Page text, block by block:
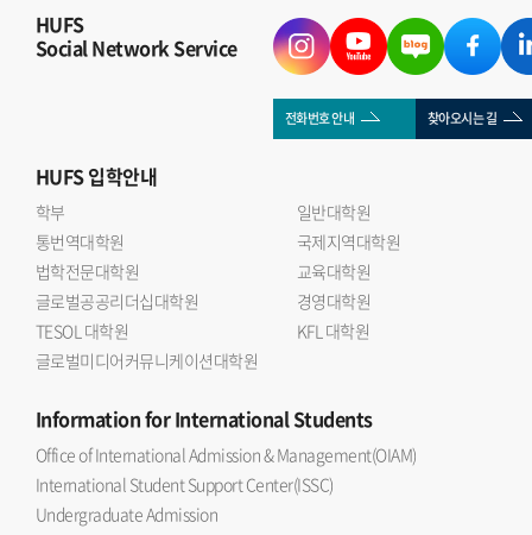
HUFS
Social Network Service
전화번호 안내 찾아오시는 길
HUFS입학안내
학부
일반대학원
통번역대학원
국제지역대학원
법학전문대학원
교육대학원
글로벌공공리더십대학원
경영대학원
TESOL 대학원
KFL 대학원
글로벌미디어커뮤니케이션대학원
Informationfor International Students
Office of International Admission & Management(OIAM)
International Student Support Center(ISSC)
Undergraduate Admission